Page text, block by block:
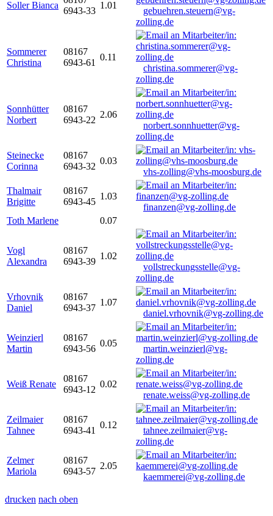
Soller Bianca
6943-33
1.01
gebuehren.steuern@vg-
zolling.de
Sommerer
Christina
08167
6943-61
0.11
christina.sommerer@vg-
zolling.de
Sonnhütter
Norbert
08167
6943-22
2.06
norbert.sonnhuetter@vg-
zolling.de
Steinecke
Corinna
08167
6943-32
0.03
vhs-zolling@vhs-moosburg.de
Thalmair
Brigitte
08167
6943-45
1.03
finanzen@vg-zolling.de
Toth Marlene
0.07
Vogl
Alexandra
08167
6943-39
1.02
vollstreckungsstelle@vg-
zolling.de
Vrhovnik
Daniel
08167
6943-37
1.07
daniel.vrhovnik@vg-zolling.de
Weinzierl
Martin
08167
6943-56
0.05
martin.weinzierl@vg-
zolling.de
Weiß Renate
08167
6943-12
0.02
renate.weiss@vg-zolling.de
Zeilmaier
Tahnee
08167
6943-41
0.12
tahnee.zeilmaier@vg-
zolling.de
Zelmer
Mariola
08167
6943-57
2.05
kaemmerei@vg-zolling.de
drucken nach oben